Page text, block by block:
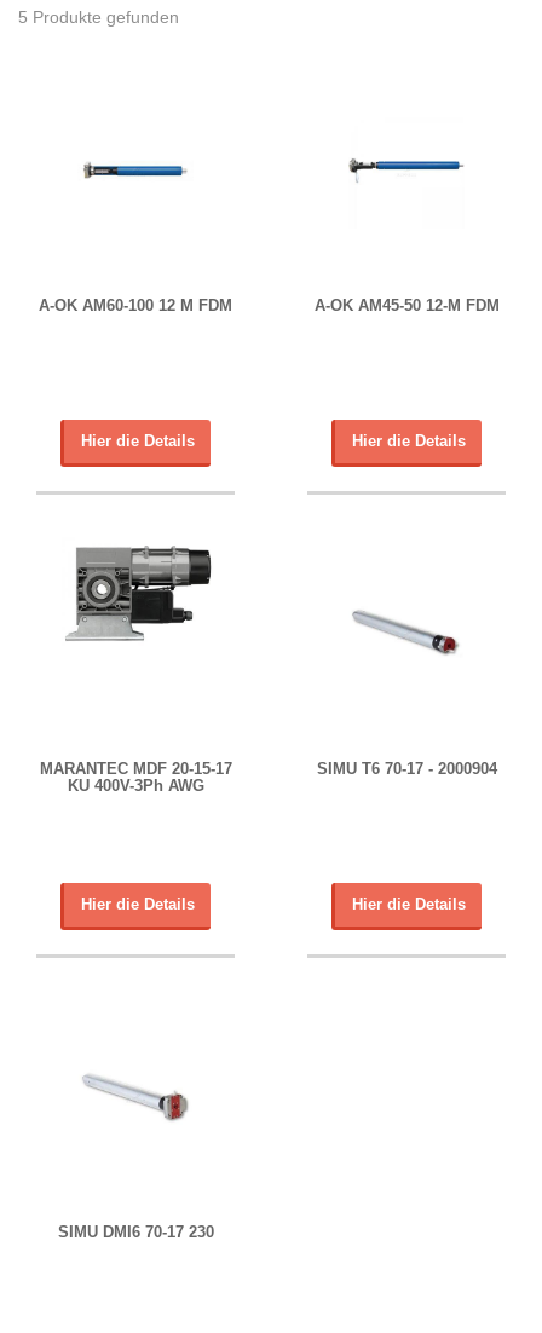
5 Produkte gefunden
A-OK AM60-100 12 M FDM
Hier die Details
A-OK AM45-50 12-M FDM
Hier die Details
MARANTEC MDF 20-15-17
KU 400V-3Ph AWG
Hier die Details
SIMU T6 70-17 - 2000904
Hier die Details
SIMU DMI6 70-17 230